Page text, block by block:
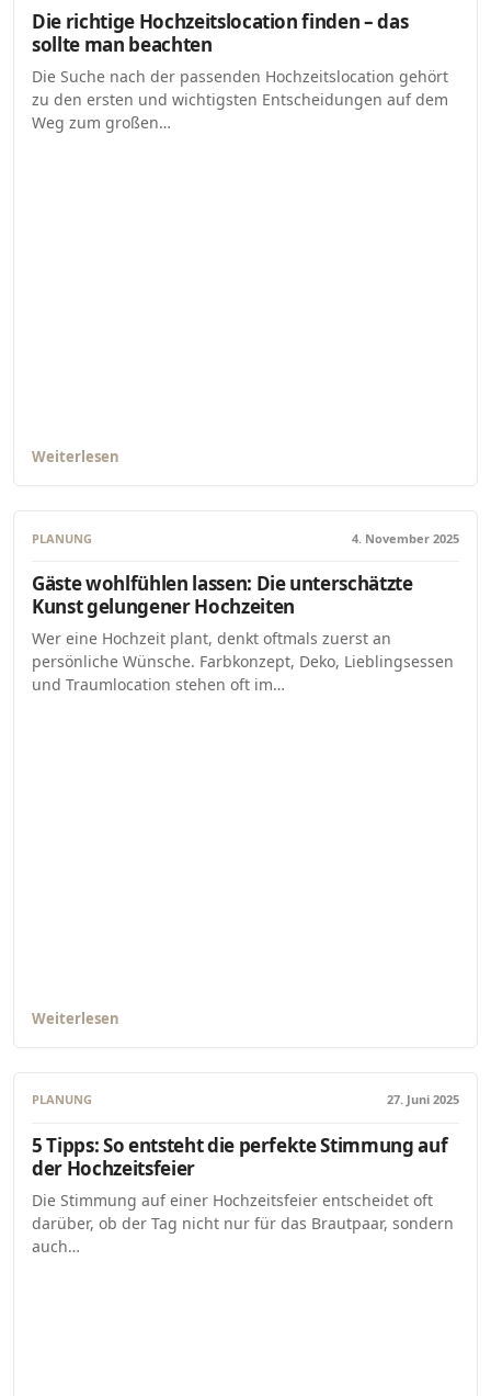
Die richtige Hochzeitslocation finden – das
sollte man beachten
Die Suche nach der passenden Hochzeitslocation gehört
zu den ersten und wichtigsten Entscheidungen auf dem
Weg zum großen…
Weiterlesen
PLANUNG 4. November 2025
Gäste wohlfühlen lassen: Die unterschätzte
Kunst gelungener Hochzeiten
Wer eine Hochzeit plant, denkt oftmals zuerst an
persönliche Wünsche. Farbkonzept, Deko, Lieblingsessen
und Traumlocation stehen oft im…
Weiterlesen
PLANUNG 27. Juni 2025
5 Tipps: So entsteht die perfekte Stimmung auf
der Hochzeitsfeier
Die Stimmung auf einer Hochzeitsfeier entscheidet oft
darüber, ob der Tag nicht nur für das Brautpaar, sondern
auch…